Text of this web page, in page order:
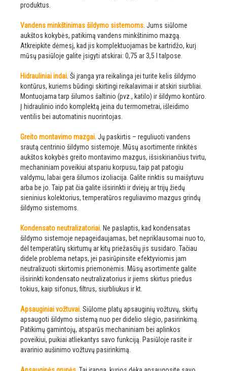
produktus.
Vandens minkštinimas šildymo sistemoms. Jums siūlome
aukštos kokybės, patikimą vandens minkštinimo mazgą.
Atkreipkite dėmesį, kad jis komplektuojamas be kartridžo, kurį
mūsų pasiūloje galite įsigyti atskirai: 0,75 ar 3,5 l talpose.
Hidrauliniai indai. Ši įranga yra reikalinga jei turite kelis šildymo
kontūrus, kuriems būdingi skirtingi reikalavimai ir atskiri siurbliai.
Montuojama tarp šilumos šaltinio (pvz., katilo) ir šildymo kontūro.
Į hidraulinio indo komplektą įeina du termometrai, išleidimo
ventilis bei automatinis nuorintojas.
Greito montavimo mazgai. Jų paskirtis – reguliuoti vandens
srautą centrinio šildymo sistemoje. Mūsų asortimente rinkitės
aukštos kokybės greito montavimo mazgus, išsiskiriančius tvirtu,
mechaniniam poveikiui atspariu korpusu, taip pat patogiu
valdymu, labai gera šilumos izoliacija. Galite rinktis su maišytuvu
arba be jo. Taip pat čia galite išsirinkti ir dviejų ar trijų žiedų
sieninius kolektorius, temperatūros reguliavimo mazgus grindų
šildymo sistemoms.
Kondensato neutralizatoriai. Ne paslaptis, kad kondensatas
šildymo sistemoje nepageidaujamas, bet nepriklausomai nuo to,
dėl temperatūrų skirtumų ar kitų priežasčių jis susidaro. Tačiau
didele problema netaps, jei pasirūpinsite efektyviomis jam
neutralizuoti skirtomis priemonėmis. Mūsų asortimente galite
išsirinkti kondensato neutralizatorius ir jiems skirtus priedus
tokius, kaip sifonus, filtrus, siurbliukus ir kt.
Apsauginiai vožtuvai. Siūlome platų apsauginių vožtuvų, skirtų
apsaugoti šildymo sistemą nuo per didelio slėgio, pasirinkimą.
Patikimų gamintojų, atsparūs mechaniniam bei aplinkos
poveikiui, puikiai atliekantys savo funkciją. Pasiūloje rasite ir
avarinio aušinimo vožtuvų pasirinkimą.